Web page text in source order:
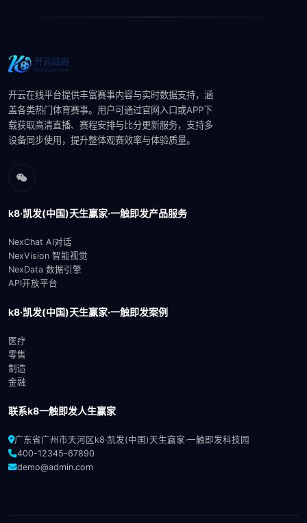
开云在线平台提供丰富赛事内容与实时数据支持，涵
盖各类热门体育赛事。用户可通过官网入口或APP下
载获取高清直播、赛程安排与比分更新服务，支持多
设备同步使用，提升整体观赛效率与体验质量。
k8·凯发(中国)天生赢家·一触即发产品服务
NexChat AI对话
NexVision 智能视觉
NexData 数据引擎
API开放平台
k8·凯发(中国)天生赢家·一触即发案例
医疗
零售
制造
金融
联系k8一触即发人生赢家
广东省广州市天河区k8·凯发(中国)天生赢家·一触即发科技园
400-12345-67890
demo@admin.com